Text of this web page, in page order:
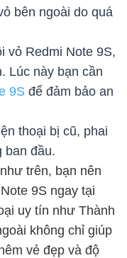
bên ngoài do quá
vỏ Redmi Note 9S,
Lúc này bạn cần
9S để đảm bảo an
thoại bị cũ, phai
ban đầu.
trên, bạn nên
9S ngay tại
uy tín như Thành
không chỉ giúp
vẻ đẹp và độ